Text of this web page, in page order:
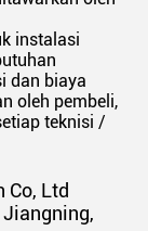
instalasi
dan biaya
oleh pembeli,
teknisi /
Co, Ltd